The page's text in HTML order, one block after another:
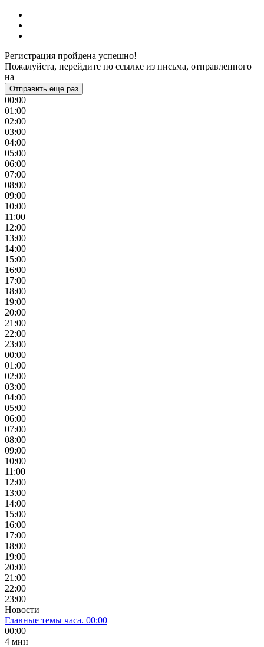
Регистрация пройдена успешно!
Пожалуйста, перейдите по ссылке из письма, отправленного
на
Отправить еще раз
00:00
01:00
02:00
03:00
04:00
05:00
06:00
07:00
08:00
09:00
10:00
11:00
12:00
13:00
14:00
15:00
16:00
17:00
18:00
19:00
20:00
21:00
22:00
23:00
00:00
01:00
02:00
03:00
04:00
05:00
06:00
07:00
08:00
09:00
10:00
11:00
12:00
13:00
14:00
15:00
16:00
17:00
18:00
19:00
20:00
21:00
22:00
23:00
Новости
Главные темы часа. 00:00
00:00
4 мин